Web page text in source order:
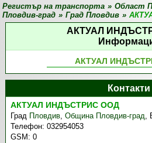
Регистър на транспорта » Област
Пловдив-град » Град Пловдив »
АКТУАЛ
АКТУАЛ
Контакти
АКТУАЛ ИНДЪСТРИС ООД
Град Пловдив,Община Пловдив-град,
Телефон:032954053
GSM:0